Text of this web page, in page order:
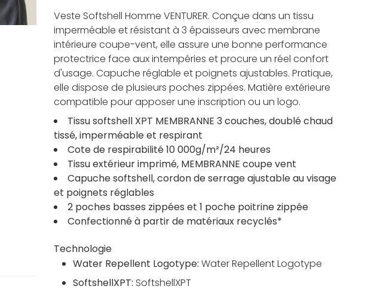
Veste Softshell Homme VENTURER. Conçue dans un tissu
imperméable et résistant à 3 épaisseurs avec membrane
intérieure coupe-vent, elle assure une bonne performance
protectrice face aux intempéries et procure un réel confort
d'usage. Capuche réglable et poignets ajustables. Pratique,
elle dispose de plusieurs poches zippées. Matière extérieure
compatible pour apposer une inscription ou un logo.
Tissu softshell XPT MEMBRANNE 3 couches, doublé chaud
tissé, imperméable et respirant
Cote de respirabilité 10 000g/m²/24 heures
Tissu extérieur imprimé, MEMBRANNE coupe vent
Capuche softshell, cordon de serrage ajustable au visage
et poignets réglables
2 poches basses zippées et 1 poche poitrine zippée
Confectionné à partir de matériaux recyclés*
Technologie
Water Repellent Logotype:Water Repellent Logotype
SoftshellXPT: SoftshellXPT